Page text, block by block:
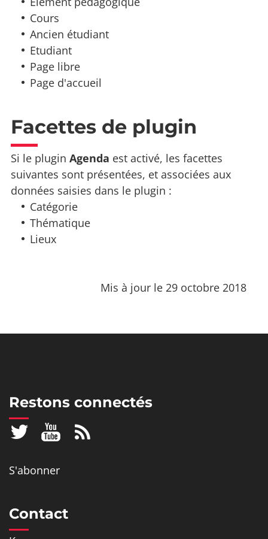
Cours
Ancien étudiant
Etudiant
Page libre
Page d'accueil
Facettes de plugin
Si le plugin Agenda est activé, les facettes
suivantes sont présentées, et associées aux
données saisies dans le plugin :
Catégorie
Thématique
Lieux
Mis à jour le 29 octobre 2018
Restons connectés
S'abonner
Contact